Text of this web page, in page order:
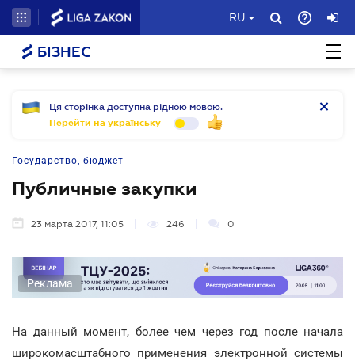
RU
БІЗНЕС
Ця сторінка доступна рідною мовою.
Перейти на українську
Государство, бюджет
Публичные закупки
23 марта 2017, 11:05 246 0
Реклама
На данный момент, более чем через год после начала
широкомасштабного применения электронной системы